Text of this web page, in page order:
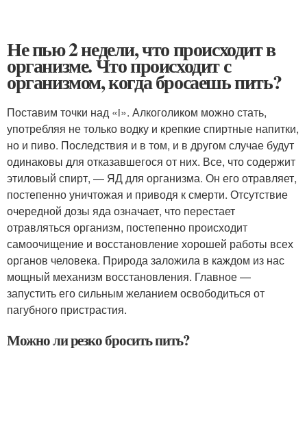
Не пью 2 недели, что происходит в
организме. Что происходит с
организмом, когда бросаешь пить?
Поставим точки над «i». Алкоголиком можно стать,
употребляя не только водку и крепкие спиртные напитки,
но и пиво. Последствия и в том, и в другом случае будут
одинаковы для отказавшегося от них. Все, что содержит
этиловый спирт, — ЯД для организма. Он его отравляет,
постепенно уничтожая и приводя к смерти. Отсутствие
очередной дозы яда означает, что перестает
отравляться организм, постепенно происходит
самоочищение и восстановление хорошей работы всех
органов человека. Природа заложила в каждом из нас
мощный механизм восстановления. Главное —
запустить его сильным желанием освободиться от
пагубного пристрастия.
Можно ли резко бросить пить?